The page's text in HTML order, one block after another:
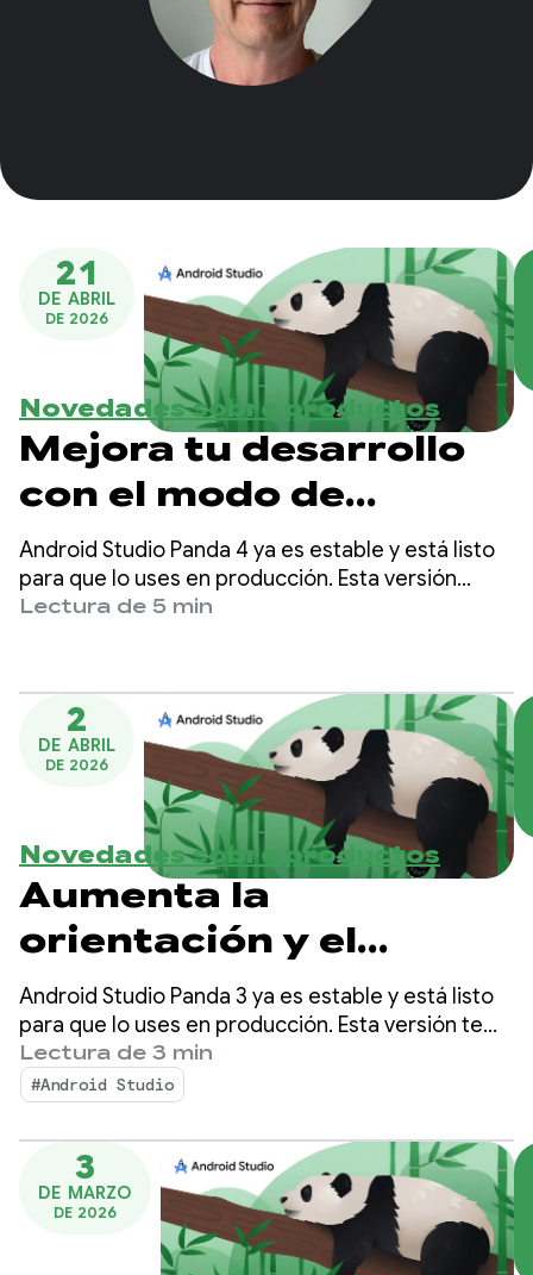
21
DE ABRIL
DE 2026
Novedades sobre productos
Mejora tu desarrollo
con el modo de
planificación y la
predicción de la
Android Studio Panda 4 ya es estable y está listo
para que lo uses en producción. Esta versión
incluye el modo de planificación, la predicción de
de alta calidad.
Lectura de 5 min
2
DE ABRIL
DE 2026
Novedades sobre productos
Aumenta la
orientación y el
control sobre el modo
de agente con
Android Studio Panda
Android Studio Panda 3 ya es estable y está listo
para que lo uses en producción. Esta versión te
brinda aún más control y personalización sobre
tus flujos de trabajo potenciados por IA, lo que
facilita más que nunca la creación de apps para
Android de alta calidad.
Lectura de 3 min
#Android Studio
3
DE MARZO
DE 2026